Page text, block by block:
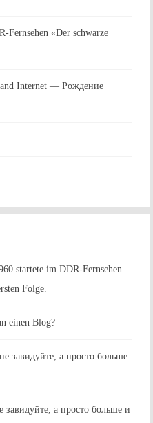
Fernsehen «Der schwarze
Internet — Рождение
startete im DDR-Fernsehen
Folge.
einen Blog?
завидуйте, а просто больше
завидуйте, а просто больше и